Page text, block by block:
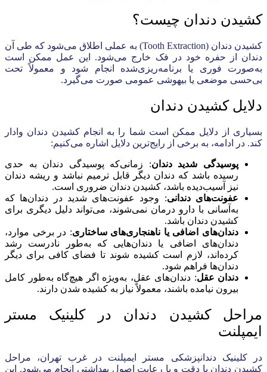
کشیدن دندان چیست؟
کشیدن دندان (Tooth Extraction) به عملی اطلاق می‌شود که طی آن
دندان از حفره خود در فک خارج می‌شود. این عمل ممکن است
به‌صورت فوری یا برنامه‌ریزی‌شده انجام شود و معمولاً تحت
بی‌حسی موضعی یا بیهوشی عمومی صورت می‌گیرد.
دلایل کشیدن دندان
بسیاری از دلایل ممکن است شما را به انجام کشیدن دندان وادار
کند. در ادامه، به برخی از رایج‌ترین دلایل اشاره می‌کنیم:
پوسیدگی شدید دندان: زمانی‌که پوسیدگی دندان به حدی
رسیده باشد که دندان دیگر قابل ترمیم نباشد و ریشه دندان
نیز آسیب‌دیده باشد، کشیدن دندان ضروری است.
عفونت‌های دندانی: وجود عفونت‌های شدید در دندان‌ها که
به‌آسانی با دارو درمان نمی‌شوند، می‌تواند دلیل دیگری برای
کشیدن دندان باشد.
دندان‌های اضافی یا ناهنجاری‌های ساختاری: در برخی موارد،
دندان‌های اضافی یا دندان‌هایی که به‌طور نادرست رشد
کرده‌اند، لازم است کشیده شوند تا فضای کافی برای دیگر
دندان‌ها فراهم شود.
دندان عقل: دندان‌های عقل، به‌ویژه اگر هیچ‌گاه به‌طور کامل
بیرون نیامده باشند، معمولاً نیاز به کشیده شدن دارند.
مراحل کشیدن دندان در کلینیک مستر
ایمپلنت
در کلینیک دندانپزشکی مستر ایمپلنت در غرب تهران، مراحل
کشیدن دندان با دقت و با رعایت اصول بهداشتی انجام می‌شود. این